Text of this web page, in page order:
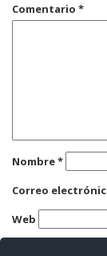
Comentario *
Nombre*
Correo
Web